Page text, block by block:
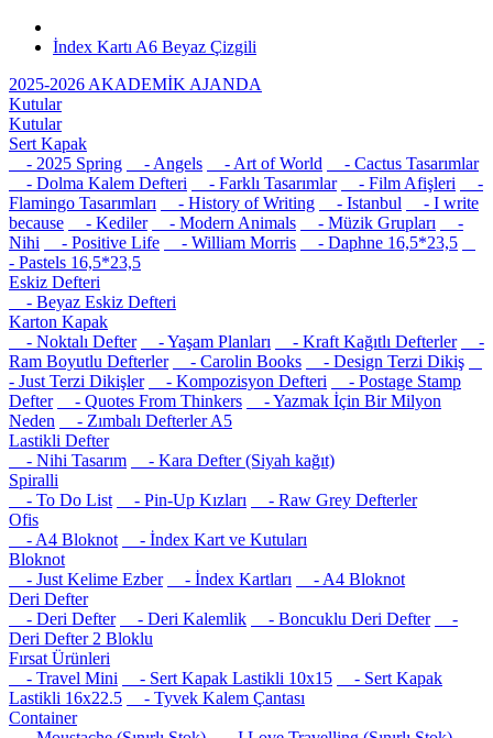
İndex Kartı A6 Beyaz Çizgili
2025-2026 AKADEMİK AJANDA
Kutular
Kutular
Sert Kapak
- 2025 Spring
- Angels - Art of World
- Cactus Tasarımlar
- Dolma Kalem Defteri
- Farklı Tasarımlar - Film Afişleri
-
Flamingo Tasarımları
- History of Writing - Istanbul
- I write
because
- Kediler - Modern Animals - Müzik Grupları
-
Nihi
- Positive Life - William Morris
- Daphne 16,5*23,5
- Pastels 16,5*23,5
Eskiz Defteri
- Beyaz Eskiz Defteri
Karton Kapak
- Noktalı Defter
- Yaşam Planları - Kraft Kağıtlı Defterler
-
Ram Boyutlu Defterler
- Carolin Books
- Design Terzi Dikiş
- Just Terzi Dikişler
- Kompozisyon Defteri
- Postage Stamp
Defter
- Quotes From Thinkers
- Yazmak İçin Bir Milyon
Neden
- Zımbalı Defterler A5
Lastikli Defter
- Nihi Tasarım
- Kara Defter (Siyah kağıt)
Spiralli
- To Do List
- Pin-Up Kızları
- Raw Grey Defterler
Ofis
- A4 Bloknot
- İndex Kart ve Kutuları
Bloknot
- Just Kelime Ezber
- İndex Kartları
- A4 Bloknot
Deri Defter
- Deri Defter
- Deri Kalemlik - Boncuklu Deri Defter
-
Deri Defter 2 Bloklu
Fırsat Ürünleri
- Travel Mini
- Sert Kapak Lastikli 10x15
- Sert Kapak
Lastikli 16x22.5
- Tyvek Kalem Çantası
Container